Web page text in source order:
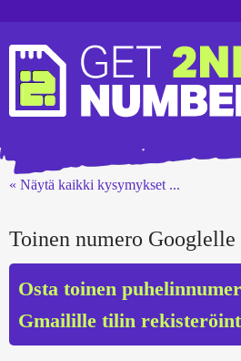
« Näytä kaikki kysymykset ...
Toinen numero Googlelle
Osta toinen
Gmailille tilin